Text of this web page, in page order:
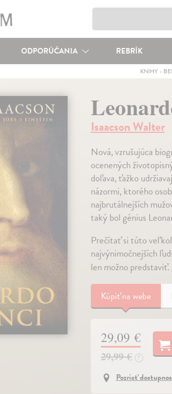
ODPORÚČANIA REBRÍK
KNIHY-
Isaacson Walter
Nová, vzrušujúca
ocenených
doľava, ťažko
názormi, ktorého
najbrutálnejších
taký bol génius
Prečítať si túto
najvýnimočnejších
len možno predstaviť.
Kúpiťna webe
29,09 €
29,99 € ?
Pozrieť